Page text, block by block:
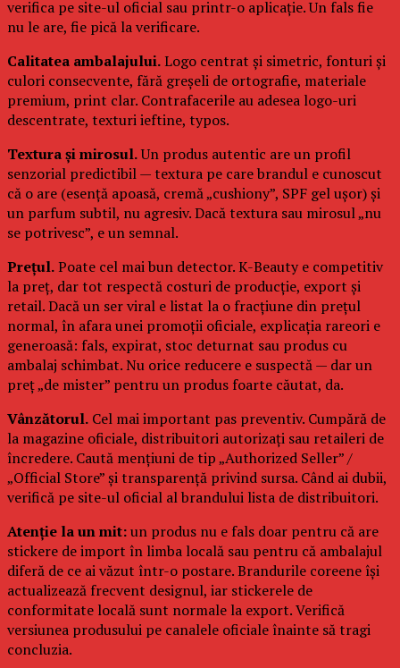
verifica pe site-ul oficial sau printr-o aplicație. Un fals fie
nu le are, fie pică la verificare.
Calitatea ambalajului.Logo centrat și simetric, fonturi și
culori consecvente, fără greșeli de ortografie, materiale
premium, print clar. Contrafacerile au adesea logo-uri
descentrate, texturi ieftine, typos.
Textura și mirosul.Un produs autentic are un profil
senzorial predictibil — textura pe care brandul e cunoscut
că o are (esență apoasă, cremă „cushiony”, SPF gel ușor) și
un parfum subtil, nu agresiv. Dacă textura sau mirosul „nu
se potrivesc”, e un semnal.
Prețul.Poate cel mai bun detector. K-Beauty e competitiv
la preț, dar tot respectă costuri de producție, export și
retail. Dacă un ser viral e listat la o fracțiune din prețul
normal, în afara unei promoții oficiale, explicația rareori e
generoasă: fals, expirat, stoc deturnat sau produs cu
ambalaj schimbat. Nu orice reducere e suspectă — dar un
preț „de mister” pentru un produs foarte căutat, da.
Vânzătorul. Cel mai important pas preventiv. Cumpără de
la magazine oficiale, distribuitori autorizați sau retaileri de
încredere. Caută mențiuni de tip „Authorized Seller” /
„Official Store” și transparență privind sursa. Când ai dubii,
verifică pe site-ul oficial al brandului lista de distribuitori.
Atenție la un mit:un produs nu e fals doar pentru că are
stickere de import în limba locală sau pentru că ambalajul
diferă de ce ai văzut într-o postare. Brandurile coreene își
actualizează frecvent designul, iar stickerele de
conformitate locală sunt normale la export. Verifică
versiunea produsului pe canalele oficiale înainte să tragi
concluzia.